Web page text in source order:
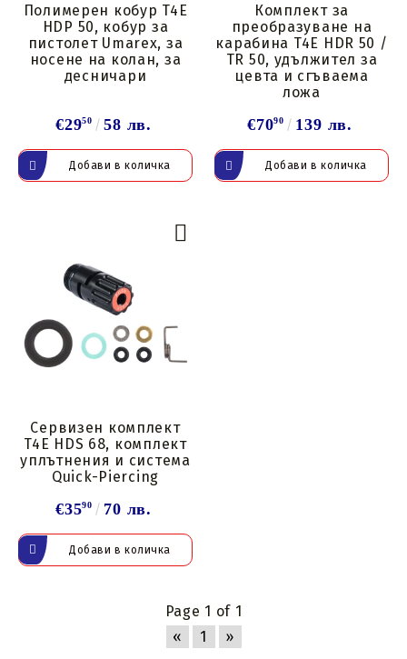
Полимерен кобур T4E
HDP 50, кобур за
пистолет Umarex, за
носене на колан, за
десничари
€2950 58 лв.
Комплект за
преобразуване на
карабина T4E HDR 50 /
TR 50, удължител за
цевта и сгъваема
ложа
€7090 139 лв.
Сервизен комплект
T4E HDS 68, комплект
уплътнения и система
Quick-Piercing
€3590 70 лв.
Page 1 of 1
«
1 »